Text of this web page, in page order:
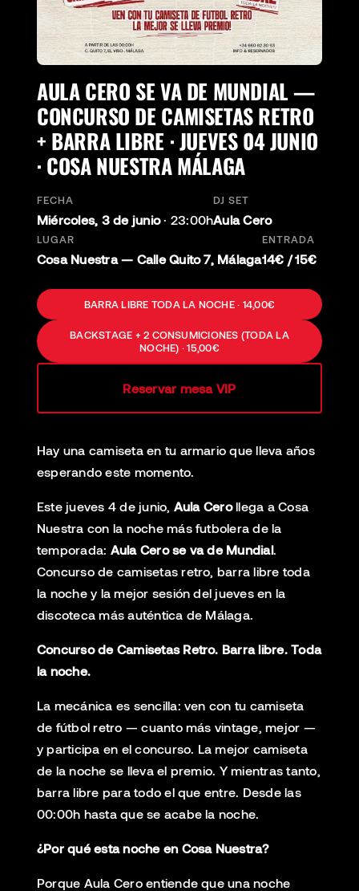
AULA CERO SE VA DE MUNDIAL —
CONCURSO DE CAMISETAS RETRO
+ BARRA LIBRE · JUEVES 04 JUNIO
· COSA NUESTRA MÁLAGA
FECHA
Miércoles, 3 de junio· 23:00h
DJ SET
Aula Cero
LUGAR
Cosa Nuestra — Calle Quito 7, Málaga
ENTRADA
14€ / 15€
BARRA LIBRE TODA LA NOCHE · 14,00€
BACKSTAGE + 2 CONSUMICIONES (TODA LA
NOCHE) · 15,00€
Reservar mesa VIP
Hay una camiseta en tu armario que lleva años
esperando este momento.
Este jueves 4 de junio, Aula Cerollega a Cosa
Nuestra con la noche más futbolera de la
temporada: Aula Cero se va de Mundial.
Concurso de camisetas retro, barra libre toda
la noche y la mejor sesión del jueves en la
discoteca más auténtica de Málaga.
Concurso de Camisetas Retro. Barra libre. Toda
la noche.
La mecánica es sencilla: ven con tu camiseta
de fútbol retro — cuanto más vintage, mejor —
y participa en el concurso. La mejor camiseta
de la noche se lleva el premio. Y mientras tanto,
barra libre para todo el que entre. Desde las
00:00h hasta que se acabe la noche.
¿Por qué esta noche en Cosa Nuestra?
Porque Aula Cero entiende que una noche